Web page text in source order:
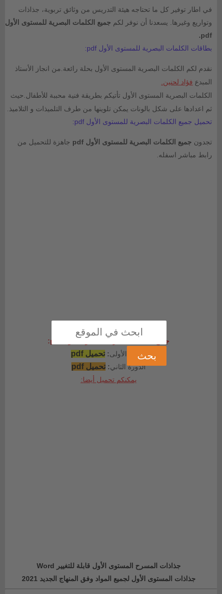
في اطار توفير كل ما تحتاجه هيئة التدريس من وثائق تربوية، جذاذات
وتواريع وغيرها. يسعدنا أن نوفر لكم جميع الكلمات البصرية للمستوى الأول
pdf.
بطاقات الكلمات البصرية للمستوى الأول pdf:
نقدم لكم الكلمات البصرية المستوى الأول بحلة رائعة.من انجاز الأستاذ
المبدع فؤاد لحنين
الكلمات البصرية المستوى الأول تأتيكم بطريقة فنية محببة للأطفال.حيث
ثم اعدادها على شكل بالونات يمكن تلوينها من طرف التلميذات و التلاميذ.
تحميل جميع الكلمات البصرية للمستوى الأول pdf:
تجدون جميع الكلمات البصرية للمستوى الأول pdf
جاهزة للتحميل من
رابط مباشر اسفله.
جميع الكلمات البصرية للمستوى الأول pdf:
الدورة الأولى:تحميل pdf
الدورة الثاني: تحميل pdf
يمكنكم تحميل أيضا:
جذاذات المسرح المستوى الأول قابلة للتغيير Word
جذاذات المستوى الأول لجميع المواد وفق المنهاج الجديد 2021